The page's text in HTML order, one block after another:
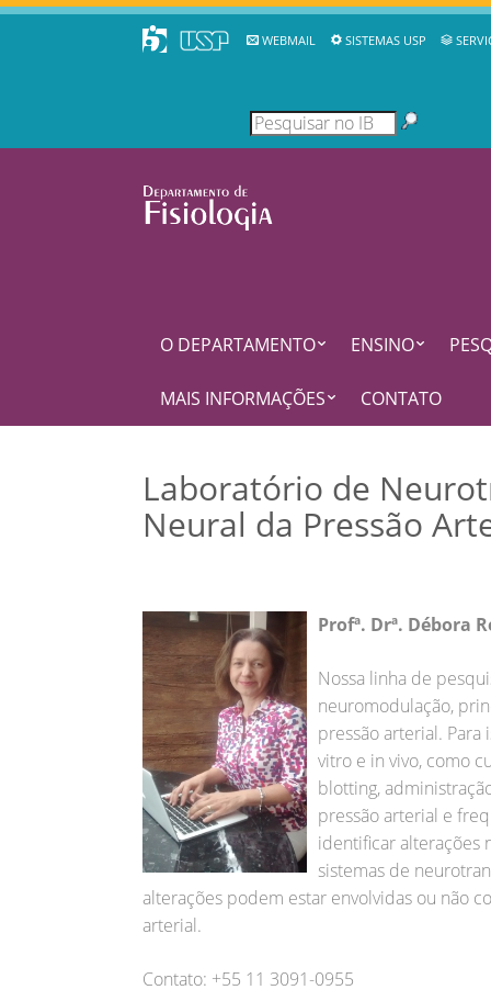
WEBMAIL SISTEMAS USP
O DEPARTAMENTO ENSINO
MAIS INFORMAÇÕES CONTATO
Laboratório de
Neural da Pressão
Profª. Drª. Débora
Nossa linha de
neuromodulação,
pressão arterial.
vitro e in vivo, como
blotting,
pressão arterial e
identificar alterações
sistemas de
alterações podem estar envolvidas ou não
arterial.
Contato: +55 11 3091-0955